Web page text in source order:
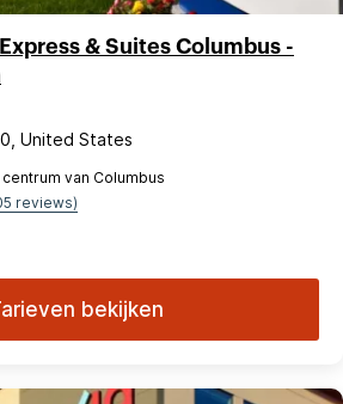
& Suites Columbus -
United States
van Columbus
reviews)
bekijken